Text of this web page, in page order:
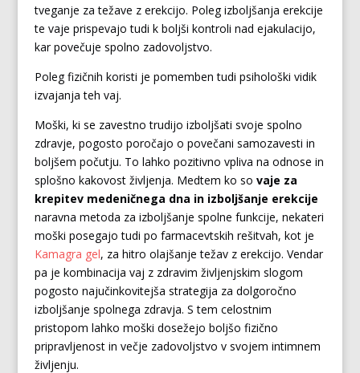
tveganje za težave z erekcijo. Poleg izboljšanja erekcije
te vaje prispevajo tudi k boljši kontroli nad ejakulacijo,
kar povečuje spolno zadovoljstvo.
Poleg fizičnih koristi je pomemben tudi psihološki vidik
izvajanja teh vaj.
Moški, ki se zavestno trudijo izboljšati svoje spolno
zdravje, pogosto poročajo o povečani samozavesti in
boljšem počutju. To lahko pozitivno vpliva na odnose in
splošno kakovost življenja. Medtem ko so vaje za
krepitev medeničnega dna in izboljšanje erekcije
naravna metoda za izboljšanje spolne funkcije, nekateri
moški posegajo tudi po farmacevtskih rešitvah, kot je
Kamagra gel, za hitro olajšanje težav z erekcijo. Vendar
pa je kombinacija vaj z zdravim življenjskim slogom
pogosto najučinkovitejša strategija za dolgoročno
izboljšanje spolnega zdravja. S tem celostnim
pristopom lahko moški dosežejo boljšo fizično
pripravljenost in večje zadovoljstvo v svojem intimnem
življenju.